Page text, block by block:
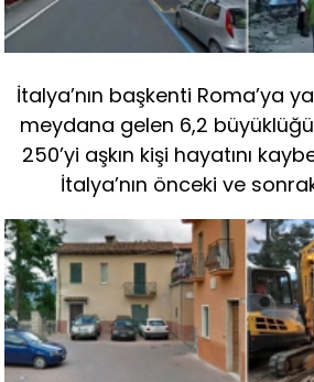
İtalya’nın başkenti Roma’ya
meydana gelen 6,2
250’yi aşkın kişi hayatını
İtalya’nın önceki ve